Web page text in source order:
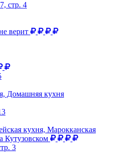
стр. 4
верит
Домашняя кухня
кухня, Марокканская
Кутузовском
3